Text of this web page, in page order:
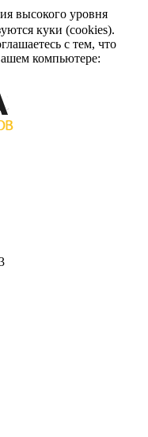
высокого уровня
куки (cookies).
с тем, что
компьютере: